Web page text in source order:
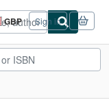
GBP
Site
shopping
preferences
Sign in